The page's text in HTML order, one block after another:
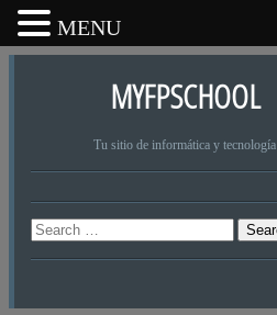
MYFPSCHOOL
Tu sitio de informática y tecnología
Search
MENU